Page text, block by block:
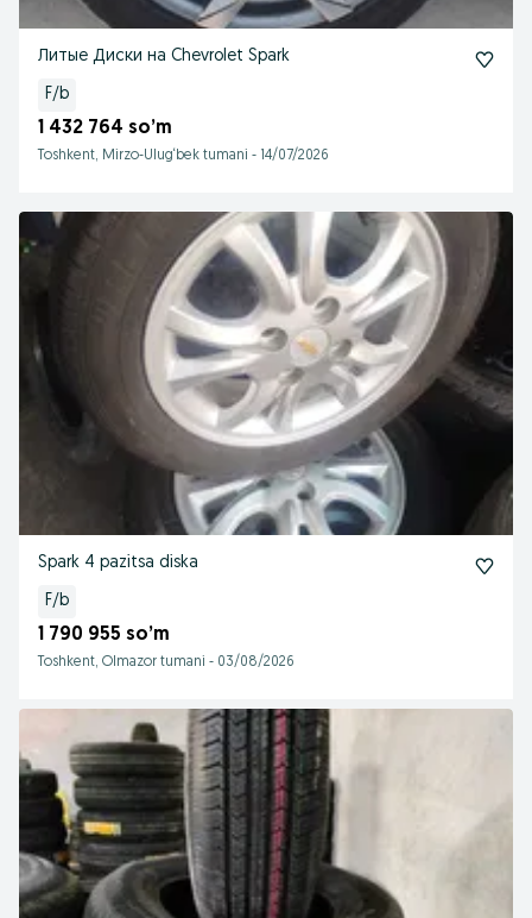
Литые Диски на Chevrolet Spark
F/b
1 432 764 so’m
Toshkent, Mirzo-Ulug‘bek tumani - 14/07/2026
Spark 4 pazitsa diska
F/b
1 790 955 so’m
Toshkent, Olmazor tumani - 03/08/2026